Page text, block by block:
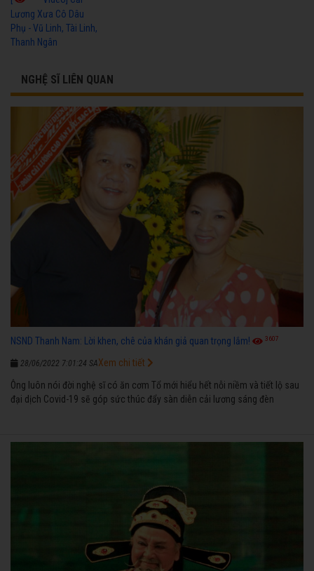
Lương Xưa Cô Dâu
Phụ - Vũ Linh, Tài Linh,
Thanh Ngân
NGHỆ SĨ LIÊN QUAN
NSND Thanh Nam: Lời khen, chê của khán giả quan trọng lắm! 3607
28/06/2022 7:01:24 SA
Ông luôn nói đời nghệ sĩ có ăn cơm Tổ mới hiểu hết nỗi niềm và tiết lộ sau
đại dịch Covid-19 sẽ góp sức thúc đẩy sàn diễn cải lương sáng đèn
Xem chi tiết